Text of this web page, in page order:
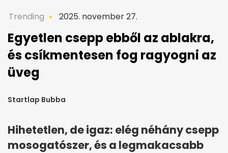
Trending 2025. november 27.
Egyetlen csepp ebből az ablakra,
és csíkmentesen fog ragyogni az
üveg
Startlap Bubba
Hihetetlen, de igaz: elég néhány csepp
mosogatószer, és a legmakacsabb